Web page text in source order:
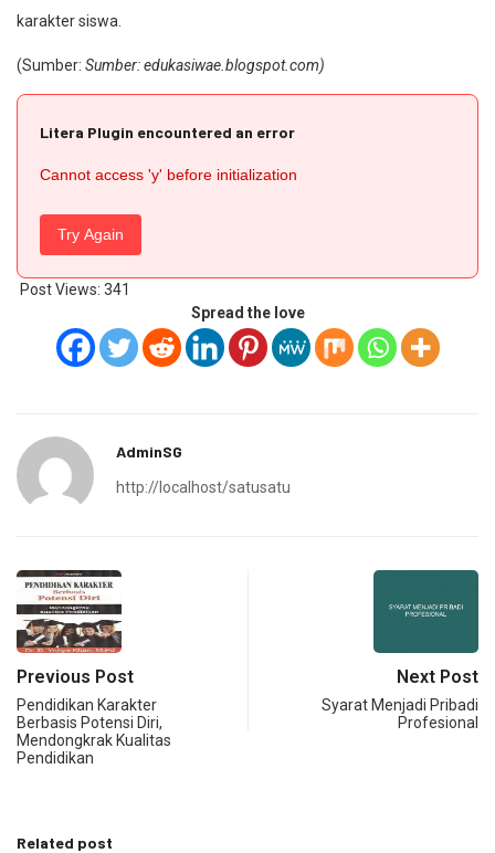
karakter siswa.
(Sumber: Sumber: edukasiwae.blogspot.com)
Litera Plugin encountered an error
Cannot access 'y' before initialization
Try Again
Post Views: 341
Spread the love
AdminSG
http://localhost/satusatu
Previous Post
Pendidikan Karakter
Berbasis Potensi Diri,
Mendongkrak Kualitas
Pendidikan
Next Post
Syarat Menjadi Pribadi
Profesional
Related post